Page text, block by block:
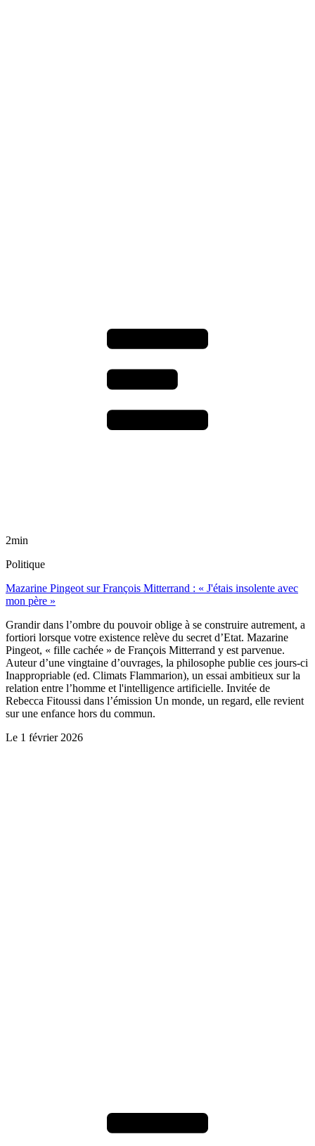
2min
Politique
Mazarine Pingeot sur François Mitterrand : « J'étais insolente avec
mon père »
Grandir dans l’ombre du pouvoir oblige à se construire autrement, a
fortiori lorsque votre existence relève du secret d’Etat. Mazarine
Pingeot, « fille cachée » de François Mitterrand y est parvenue.
Auteur d’une vingtaine d’ouvrages, la philosophe publie ces jours-ci
Inappropriable (ed. Climats Flammarion), un essai ambitieux sur la
relation entre l’homme et l'intelligence artificielle. Invitée de
Rebecca Fitoussi dans l’émission Un monde, un regard, elle revient
sur une enfance hors du commun.
Le 1 février 2026